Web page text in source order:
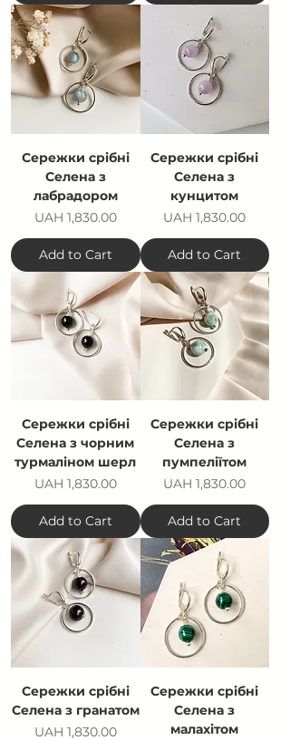
Сережки срібні
Селена з
лабрадором
Price
UAH 1,830.00
Add to Cart
Сережки срібні
Селена з
кунцитом
Price
UAH 1,830.00
Add to Cart
Сережки срібні
Селена з чорним
турмаліном шерл
Price
UAH 1,830.00
Add to Cart
Сережки срібні
Селена з
пумпеліїтом
Price
UAH 1,830.00
Add to Cart
Сережки срібні
Селена з гранатом
Price
UAH 1,830.00
Сережки срібні
Селена з
малахітом